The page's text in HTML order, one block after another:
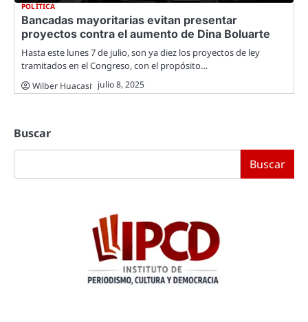
POLÍTICA
Bancadas mayoritarias evitan presentar
proyectos contra el aumento de Dina Boluarte
Hasta este lunes 7 de julio, son ya diez los proyectos de ley
tramitados en el Congreso, con el propósito…
Wilber Huacasi julio 8, 2025
Buscar
Buscar